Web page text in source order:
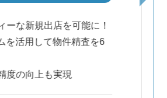
ーな新規出店を可能に！
を活用して物件精査を6
度の向上も実現